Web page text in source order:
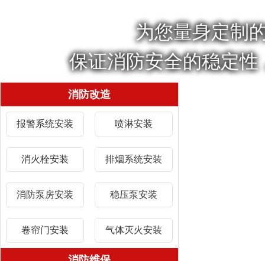
为您量身定制
保证消防安全的稳定
消防改造
报警系统安装 喷淋安装
消火栓安装 排烟系统安装
消防泵房安装 稳压泵安装
卷帘门安装 气体灭火安装